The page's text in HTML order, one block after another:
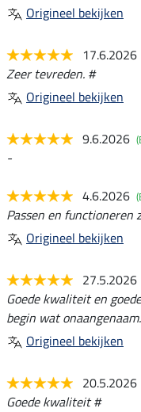
Origineel bekijken
17.6.2026
Zeer tevreden. #
Origineel bekijken
9.6.2026
-
4.6.2026
Passen en functioneren
Origineel bekijken
27.5.2026
Goede kwaliteit en
begin wat
Origineel bekijken
20.5.2026
Goede kwaliteit #